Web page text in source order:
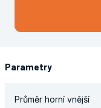
Parametry
Průměr horní vnější